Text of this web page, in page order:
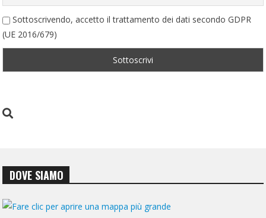
Sottoscrivendo, accetto il trattamento dei dati secondo GDPR
(UE 2016/679)
DOVE SIAMO